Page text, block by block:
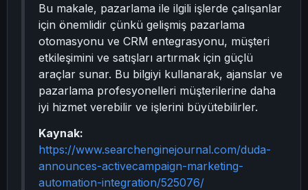
Bu makale, pazarlama ile ilgili işlerde çalışanlar
için önemlidir çünkü gelişmiş pazarlama
otomasyonu ve CRM entegrasyonu, müşteri
etkileşimini ve satışları artırmak için güçlü
araçlar sunar. Bu bilgiyi kullanarak, ajanslar ve
pazarlama profesyonelleri müşterilerine daha
iyi hizmet verebilir ve işlerini büyütebilirler.
Kaynak:
https://www.searchenginejournal.com/duda-
announces-activecampaign-marketing-
automation-integration/525076/